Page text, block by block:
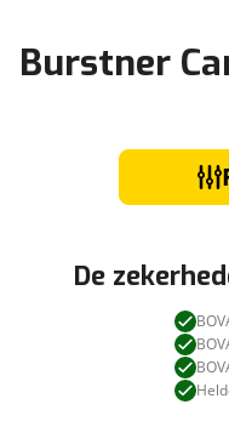
Burstner
De